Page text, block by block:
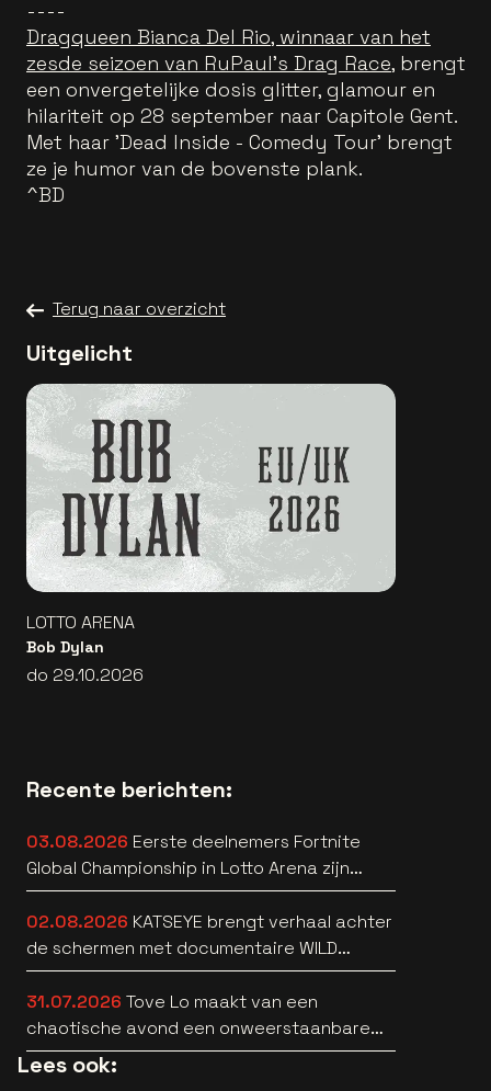
----
Dragqueen Bianca Del Rio, winnaar van het
zesde seizoen van RuPaul's Drag Race, brengt
een onvergetelijke dosis glitter, glamour en
hilariteit op 28 september naar Capitole Gent.
Met haar 'Dead Inside - Comedy Tour' brengt
ze je humor van de bovenste plank.
^BD
Terug naar overzicht
Uitgelicht
LOTTO ARENA
Bob Dylan
do 29.10.2026
Recente berichten:
03.08.2026 Eerste deelnemers Fortnite
Global Championship in Lotto Arena zijn
bekend
02.08.2026 KATSEYE brengt verhaal achter
de schermen met documentaire WILD
HEARTS [trailer]
31.07.2026 Tove Lo maakt van een
chaotische avond een onweerstaanbare
popsong
Lees ook: